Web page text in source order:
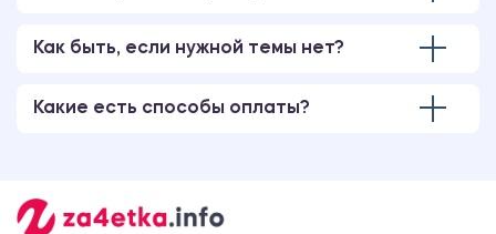
Как быть, если нужной темы нет?
Какие есть способы оплаты?